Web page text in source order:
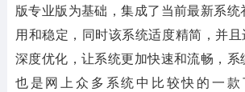
版专业版为基础，集成了当前最新系
用和稳定，同时该系统适度精简，并
深度优化，让系统更加快速和流畅，系
也是网上众多系统中比较快的一